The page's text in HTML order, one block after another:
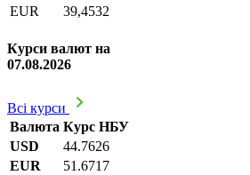
EUR
39,4532
Курси валют на
07.08.2026
Всі курси
Валюта Курс НБУ
USD
44.7626
EUR
51.6717